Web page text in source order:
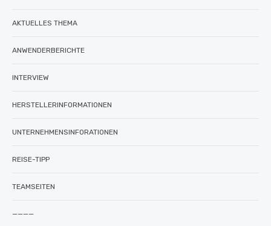
AKTUELLES THEMA
ANWENDERBERICHTE
INTERVIEW
HERSTELLERINFORMATIONEN
UNTERNEHMENSINFORATIONEN
REISE-TIPP
TEAMSEITEN
————